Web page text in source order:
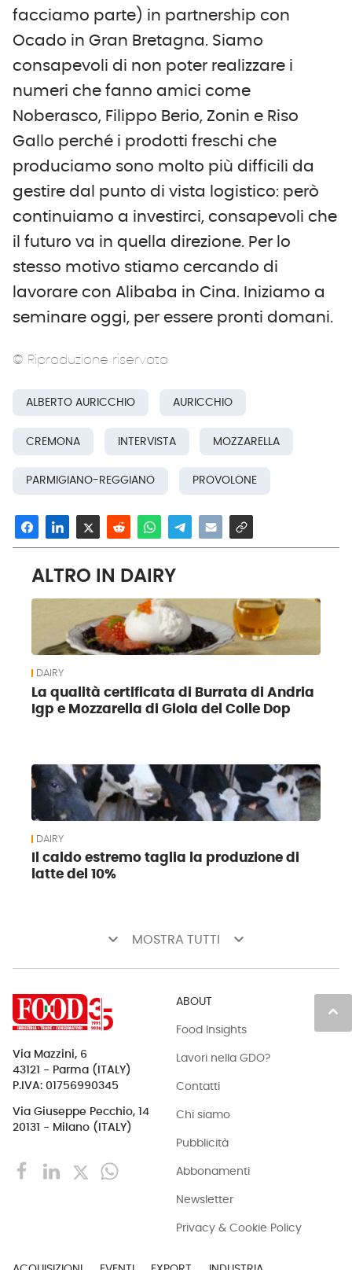
facciamo parte) in partnership con
Ocado in Gran Bretagna. Siamo
consapevoli di non poter realizzare i
numeri che fanno amici come
Noberasco, Filippo Berio, Zonin e Riso
Gallo perché i prodotti freschi che
produciamo sono molto più difficili da
gestire dal punto di vista logistico: però
continuiamo a investirci, consapevoli che
il futuro va in quella direzione. Per lo
stesso motivo stiamo cercando di
lavorare con Alibaba in Cina. Iniziamo a
seminare oggi, per essere pronti domani.
© Riproduzione riservata
ALBERTO AURICCHIO AURICCHIO
CREMONA INTERVISTA MOZZARELLA
PARMIGIANO-REGGIANO PROVOLONE
ALTRO IN DAIRY
DAIRY
La qualità certificata di Burrata di Andria
Igp e Mozzarella di Gioia del Colle Dop
DAIRY
Il caldo estremo taglia la produzione di
latte del 10%
keyboard_arrow_down MOSTRA TUTTI keyboard_arrow_down
keyboard_arrow_up
Via Mazzini, 6
43121 - Parma (ITALY)
P.IVA: 01756990345
Via Giuseppe Pecchio, 14
20131 - Milano (ITALY)
ABOUT
Food Insights
Lavori nella GDO?
Contatti
Chi siamo
Pubblicità
Abbonamenti
Newsletter
Privacy & Cookie Policy